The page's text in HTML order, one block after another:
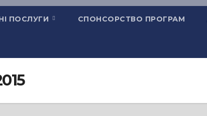
ПОСЛУГИ СПОНСОРСТВО ПРОГРАМ